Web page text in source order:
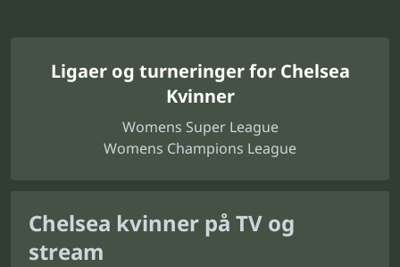
Ligaer og turneringer for Chelsea
Kvinner
Womens Super League
Womens Champions League
Chelsea kvinner på TV og
stream